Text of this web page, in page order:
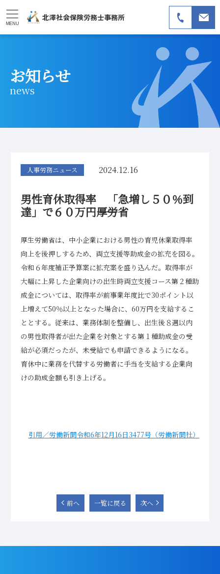
MENU
北澤社会保険労務士事務所
お知らせ
news
人事労務ニュース 2024.12.16
男性育休取得率 「急増し５０％到
達」で６０万円――厚労省
厚生労働省は、中小企業における男性の育児休業取得率
向上を後押しするため、両立支援等助成金の拡充を図る。
令和６年度補正予算案に拡充案を盛り込んだ。取得率が
大幅に上昇した企業向けの出生時両立支援コース第２種助
成金については、取得率が前事業年度比で30ポイント以
上増えて50％以上となった場合に、60万円を支給するこ
ととする。従来は、業務体制を整備し、出生後８週以内
の男性取得者が出た企業を対象とする第１種助成金の受
給が必須だったが、未受給でも申請できるようになる。
育休中に業務を代替する労働者に手当を支給する企業向
けの助成金額も引き上げる。
引用／労働新聞令和6年12月16日3477号（労働新聞社）
前へ 一覧に戻る 次へ